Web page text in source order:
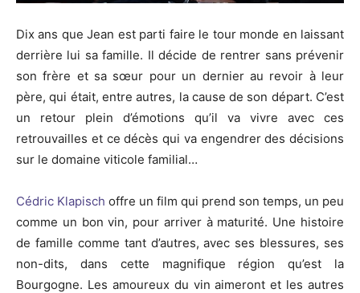
Dix ans que Jean est parti faire le tour monde en laissant
derrière lui sa famille. Il décide de rentrer sans prévenir
son frère et sa sœur pour un dernier au revoir à leur
père, qui était, entre autres, la cause de son départ. C’est
un retour plein d’émotions qu’il va vivre avec ces
retrouvailles et ce décès qui va engendrer des décisions
sur le domaine viticole familial…
Cédric Klapisch offre un film qui prend son temps, un peu
comme un bon vin, pour arriver à maturité. Une histoire
de famille comme tant d’autres, avec ses blessures, ses
non-dits, dans cette magnifique région qu’est la
Bourgogne. Les amoureux du vin aimeront et les autres